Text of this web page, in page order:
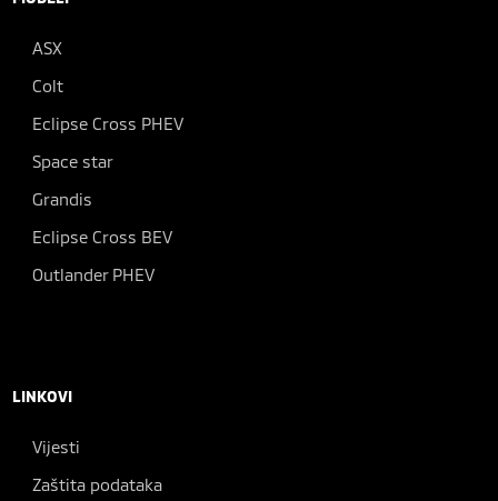
ASX
Colt
Eclipse Cross PHEV
Space star
Grandis
Eclipse Cross BEV
Outlander PHEV
LINKOVI
Vijesti
Zaštita podataka